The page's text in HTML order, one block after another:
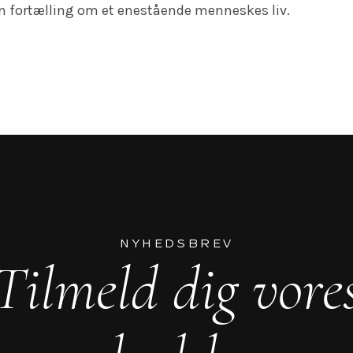
fortælling om et enestående menneskes liv.
NYHEDSBREV
dig